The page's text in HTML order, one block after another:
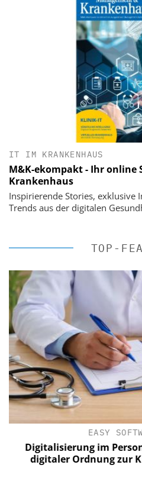
IT IM KRANKENHAUS
M&K-ekompakt - Ihr online
Krankenhaus
Inspirierende Stories, exklusive
Trends aus der digitalen
TOP-
EASY
Digitalisierung im
digitaler Ordnung zur